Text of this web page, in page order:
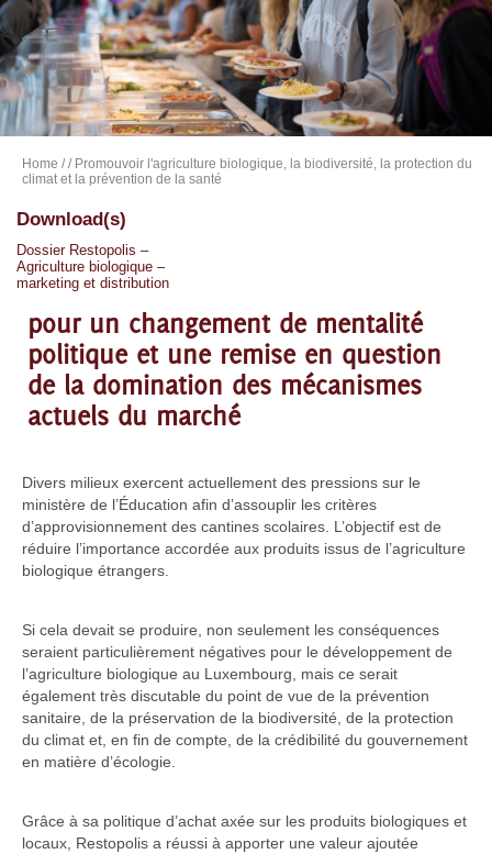
Home // Promouvoir l'agriculture biologique, la biodiversité, la protection du
climat et la prévention de la santé
Download(s)
Dossier Restopolis –
Agriculture biologique –
marketing et distribution
pour un changement de mentalité
politique et une remise en question
de la domination des mécanismes
actuels du marché
Divers milieux exercent actuellement des pressions sur le
ministère de l’Éducation afin d’assouplir les critères
d’approvisionnement des cantines scolaires. L’objectif est de
réduire l’importance accordée aux produits issus de l’agriculture
biologique étrangers.
Si cela devait se produire, non seulement les conséquences
seraient particulièrement négatives pour le développement de
l’agriculture biologique au Luxembourg, mais ce serait
également très discutable du point de vue de la prévention
sanitaire, de la préservation de la biodiversité, de la protection
du climat et, en fin de compte, de la crédibilité du gouvernement
en matière d’écologie.
Grâce à sa politique d’achat axée sur les produits biologiques et
locaux, Restopolis a réussi à apporter une valeur ajoutée